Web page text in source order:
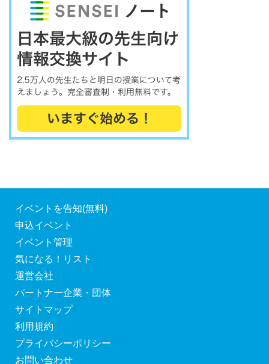
イベントを告知(無料)
申込イベント
イベント管理
気になる！リスト
運営会社
パートナー企業・団体
サイトマップ
利用規約
プライバシーポリシー
お問い合わせ